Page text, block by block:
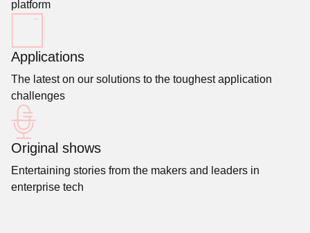
platform
Applications
The latest on our solutions to the toughest application
challenges
Original shows
Entertaining stories from the makers and leaders in
enterprise tech